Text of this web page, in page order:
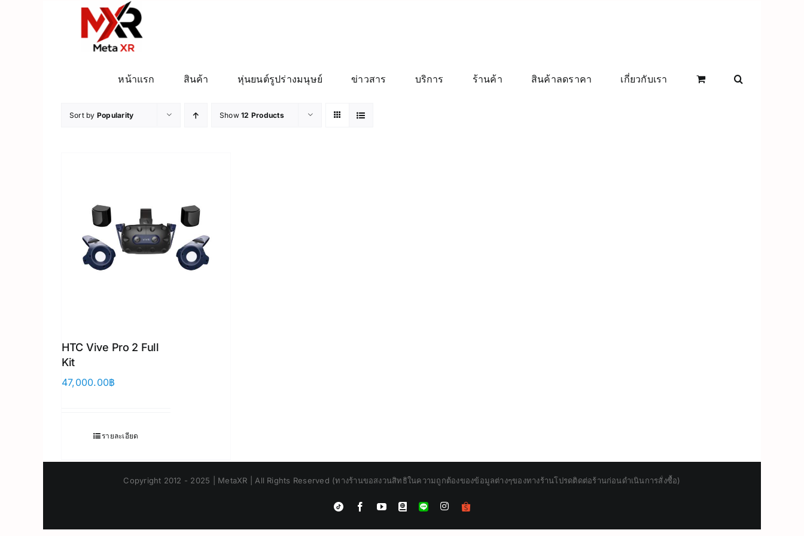
หน้าแรก
สินค้า หุ่นยนต์รูปร่างมนุษย์ ข่าวสาร บริการ ร้านค้า สินค้าลดราคา เกี่ยวกับเรา
Sort by Popularity Show12 Products
HTC Vive Pro 2 Full
Kit
47,000.00฿
รายละเอียด
Copyright 2012 - 2025 | MetaXR | All Rights Reserved (ทางร้านขอสงวนสิทธิในความถูกต้องของข้อมูลต่างๆของทางร้านโปรดติดต่อร้านก่อนดำเนินการสั่งซื้อ)
Tiktok FacebookYouTube
Blogger
LINE
Instagram
Shopee